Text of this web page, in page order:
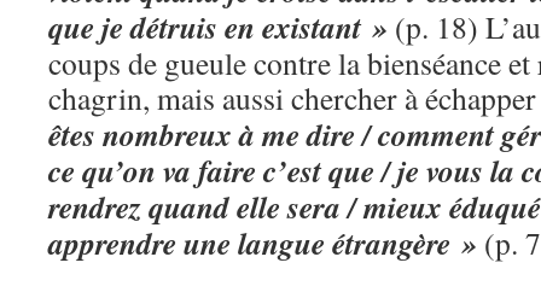
que je détruis en existant » (p. 18)
coups de gueule contre la bienséance
chagrin, mais aussi chercher à
êtes nombreux à me dire / comment
ce qu’on va faire c’est que / je vous la
rendrez quand elle sera / mieux
apprendre une langue étrangère » (p.